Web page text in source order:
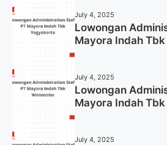
July 4, 2025
Lowongan
Mayora Indah
July 4, 2025
Lowongan
Mayora Indah
July 4, 2025